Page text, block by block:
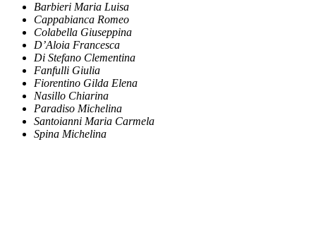
Barbieri Maria Luisa
Cappabianca Romeo
Colabella Giuseppina
D’Aloia Francesca
Di Stefano Clementina
Fanfulli Giulia
Fiorentino Gilda Elena
Nasillo Chiarina
Paradiso Michelina
Santoianni Maria Carmela
Spina Michelina